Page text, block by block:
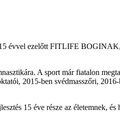
ezelőtt FITLIFE BOGINAK,
A sport már fiatalon
2015-ben svédmasszőri,
15 éve része az életemnek,